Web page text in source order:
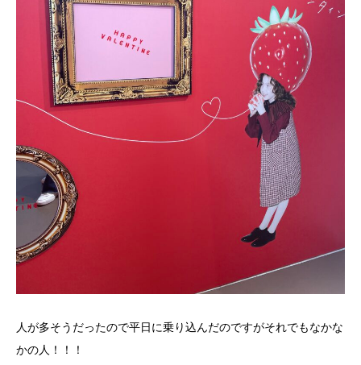
人が多そうだったので平日に乗り込んだのですがそれでもなかな
かの人！！！